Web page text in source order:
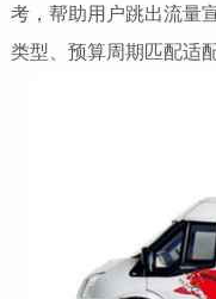
考，帮助用户跳出流量
类型、预算周期匹配适